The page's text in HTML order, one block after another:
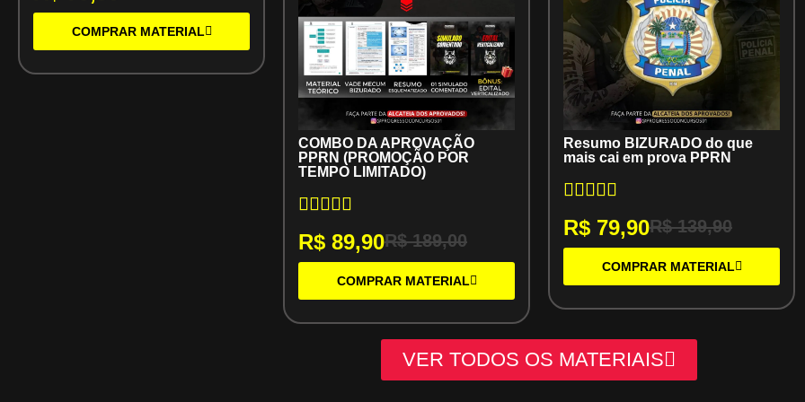
COMPRAR MATERIAL
COMBO DA APROVAÇÃO
PPRN (PROMOÇÃO POR
TEMPO LIMITADO)
R$ 89,90R$189,00
COMPRAR MATERIAL
Resumo BIZURADO do que
mais cai em prova PPRN
R$ 79,90R$139,90
COMPRAR MATERIAL
VER TODOS OS MATERIAIS